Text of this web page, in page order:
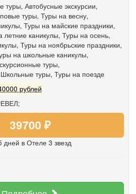
туры, Автобусные экскурсии,
туры, Туры на весну,
, Туры на майские праздники,
летние каникулы, Туры на осень,
, Туры на ноябрьские праздники,
на школьные каникулы,
туры,
Школьные туры, Туры на поезде
рублей
39700 ₽
дней в Отеле 3 звезд